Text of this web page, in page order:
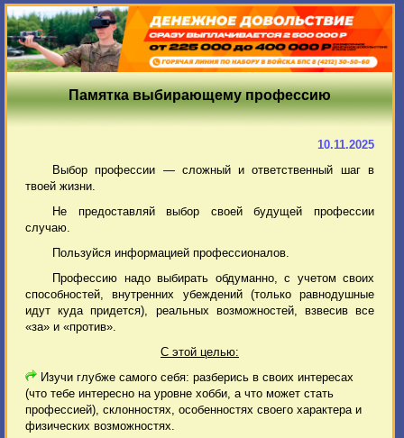
Памятка выбирающему профессию
10.11.2025
Выбор профессии — сложный и ответственный шаг в
твоей жизни.
Не предоставляй выбор своей будущей профессии
случаю.
Пользуйся информацией профессионалов.
Профессию надо выбирать обдуманно, с учетом своих
способностей, внутренних убеждений (только равнодушные
идут куда придется), реальных возможностей, взвесив все
«за» и «против».
С этой целью:
Изучи глубже самого себя: разберись в своих интересах
(что тебе интересно на уровне хобби, а что может стать
профессией), склонностях, особенностях своего характера и
физических возможностях.